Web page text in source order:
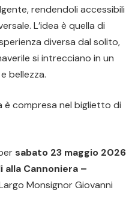
rendendoli accessibili
L’idea è quella di
diversa dal solito,
si intrecciano in un
bellezza.
è compresa nel biglietto di
sabato 23 maggio 2026
alla Cannoniera –
Monsignor Giovanni